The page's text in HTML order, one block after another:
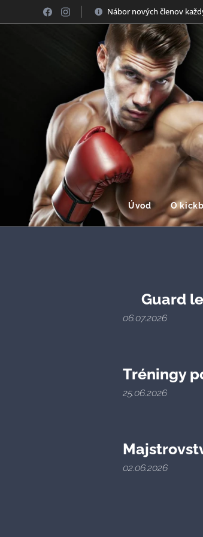
Nábor nových členov
Úvod O
Guard
06.07.2026
Tréningy
25.06.2026
02.06.2026